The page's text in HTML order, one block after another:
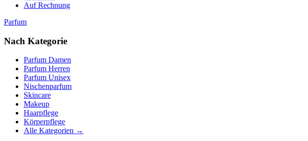
Auf Rechnung
Parfum
Nach Kategorie
Parfum Damen
Parfum Herren
Parfum Unisex
Nischenparfum
Skincare
Makeup
Haarpflege
Körperpflege
Alle Kategorien →